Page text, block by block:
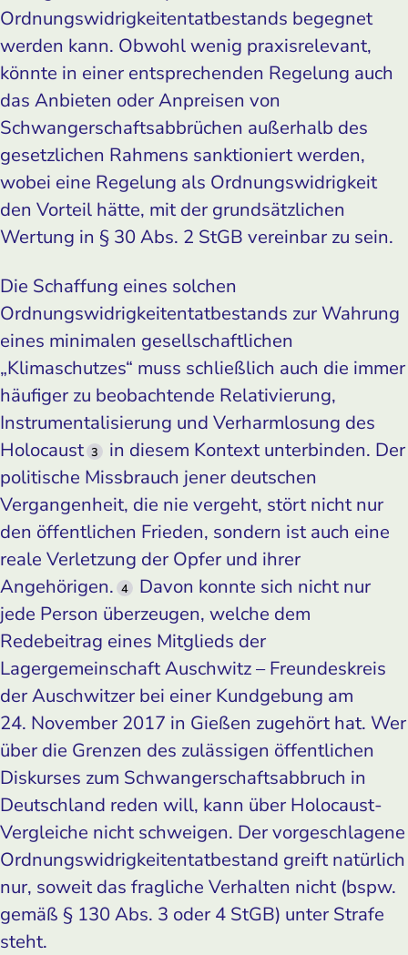
Ordnungswidrigkeitentatbestands begegnet
werden kann. Obwohl wenig praxisrelevant,
könnte in einer entsprechenden Regelung auch
das Anbieten oder Anpreisen von
Schwangerschaftsabbrüchen außerhalb des
gesetzlichen Rahmens sanktioniert werden,
wobei eine Regelung als Ordnungswidrigkeit
den Vorteil hätte, mit der grundsätzlichen
Wertung in § 30 Abs. 2 StGB vereinbar zu sein.
Die Schaffung eines solchen
Ordnungswidrigkeitentatbestands zur Wahrung
eines minimalen gesellschaftlichen
„Klimaschutzes“ muss schließlich auch die immer
häufiger zu beobachtende Relativierung,
Instrumentalisierung und Verharmlosung des
Holocaust 3
in diesem Kontext unterbinden. Der
politische Missbrauch jener deutschen
Vergangenheit, die nie vergeht, stört nicht nur
den öffentlichen Frieden, sondern ist auch eine
reale Verletzung der Opfer und ihrer
Angehörigen. 4
Davon konnte sich nicht nur
jede Person überzeugen, welche dem
Redebeitrag eines Mitglieds der
Lagergemeinschaft Auschwitz – Freundeskreis
der Auschwitzer bei einer Kundgebung am
24. November 2017 in Gießen zugehört hat. Wer
über die Grenzen des zulässigen öffentlichen
Diskurses zum Schwangerschaftsabbruch in
Deutschland reden will, kann über Holocaust-
Vergleiche nicht schweigen. Der vorgeschlagene
Ordnungswidrigkeitentatbestand greift natürlich
nur, soweit das fragliche Verhalten nicht (bspw.
gemäß § 130 Abs. 3 oder 4 StGB) unter Strafe
steht.